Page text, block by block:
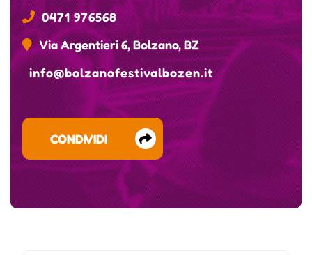
0471 976568
Via Argentieri 6, Bolzano, BZ
info@bolzanofestivalbozen.it
CONDIVIDI